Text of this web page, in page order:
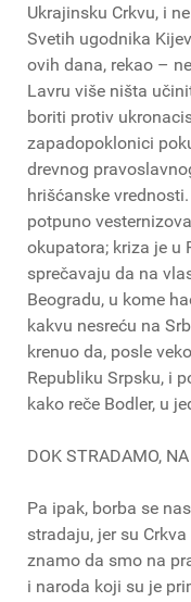
Ukrajinsku Crkvu, i
Svetih ugodnika
ovih dana, rekao –
Lavru više ništa
boriti protiv
zapadopoklonici
drevnog
hrišćanske
potpuno
okupatora; kriza je u
sprečavaju da na
Beogradu, u kome
kakvu nesreću na
krenuo da, posle
Republiku Srpsku, i
kako reče Bodler, u
DOK STRADAMO,
Pa ipak, borba se
stradaju, jer su
znamo da smo na
i naroda koji su je